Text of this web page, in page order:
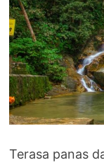
Terasa panas